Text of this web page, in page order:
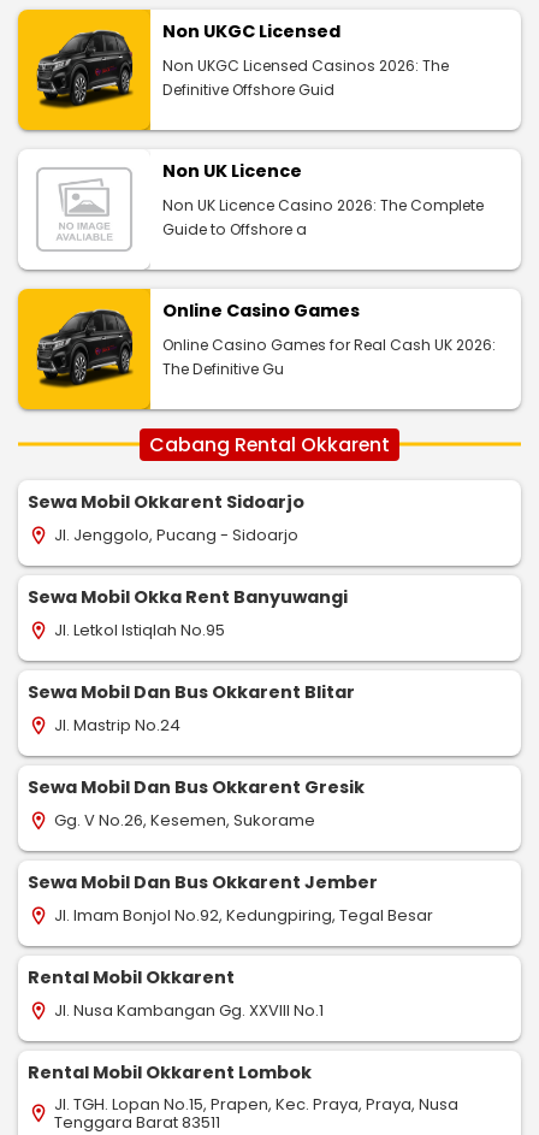
Non UKGC Licensed
Non UKGC Licensed Casinos 2026: The
Definitive Offshore Guid
Non UK Licence
Non UK Licence Casino 2026: The Complete
Guide to Offshore a
Online Casino Games
Online Casino Games for Real Cash UK 2026:
The Definitive Gu
Cabang Rental Okkarent
Sewa Mobil Okkarent Sidoarjo
location_on Jl. Jenggolo, Pucang - Sidoarjo
Sewa Mobil Okka Rent Banyuwangi
location_on Jl. Letkol Istiqlah No.95
Sewa Mobil Dan Bus Okkarent Blitar
location_on Jl. Mastrip No.24
Sewa Mobil Dan Bus Okkarent Gresik
location_on Gg. V No.26, Kesemen, Sukorame
Sewa Mobil Dan Bus Okkarent Jember
location_on Jl. Imam Bonjol No.92, Kedungpiring, Tegal Besar
Rental Mobil Okkarent
location_on Jl. Nusa Kambangan Gg. XXVIII No.1
Rental Mobil Okkarent Lombok
location_on Jl. TGH. Lopan No.15, Prapen, Kec. Praya, Praya, Nusa
Tenggara Barat 83511